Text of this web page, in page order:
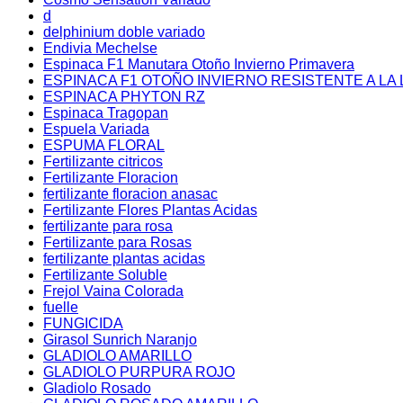
d
delphinium doble variado
Endivia Mechelse
Espinaca F1 Manutara Otoño Invierno Primavera
ESPINACA F1 OTOÑO INVIERNO RESISTENTE A LA
ESPINACA PHYTON RZ
Espinaca Tragopan
Espuela Variada
ESPUMA FLORAL
Fertilizante citricos
Fertilizante Floracion
fertilizante floracion anasac
Fertilizante Flores Plantas Acidas
fertilizante para rosa
Fertilizante para Rosas
fertilizante plantas acidas
Fertilizante Soluble
Frejol Vaina Colorada
fuelle
FUNGICIDA
Girasol Sunrich Naranjo
GLADIOLO AMARILLO
GLADIOLO PURPURA ROJO
Gladiolo Rosado